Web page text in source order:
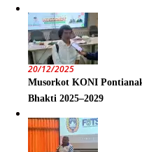
20/12/2025
Musorkot KONI
Bhakti 2025–2029